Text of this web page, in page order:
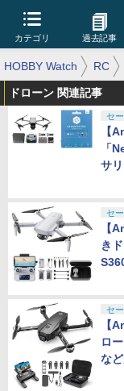
カテゴリ 過去記事
HOBBY Watch RC
ドローン 関連記事
セ
【
「
サ
セ
【
き
セ
【
ロ
な